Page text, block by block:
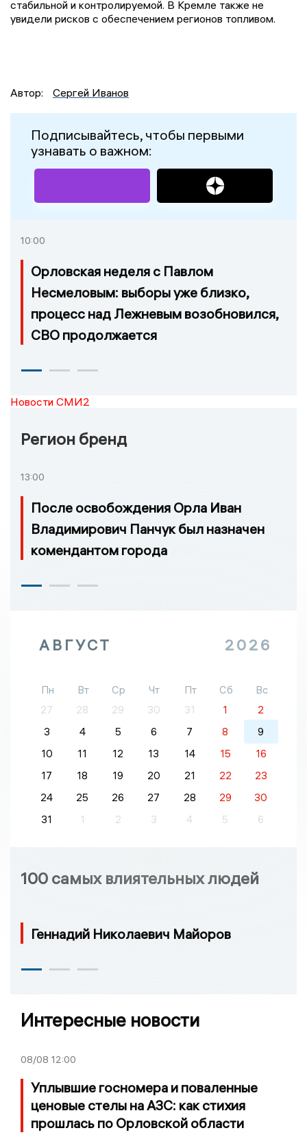
стабильной и контролируемой. В Кремле также не
увидели рисков с обеспечением регионов топливом.
Автор: Сергей Иванов
Подписывайтесь, чтобы первыми
узнавать о важном:
10:00
Орловская неделя с Павлом
Несмеловым: выборы уже близко,
процесс над Лежневым возобновился,
СВО продолжается
Новости СМИ2
Регион бренд
13:00
После освобождения Орла Иван
Владимирович Панчук был назначен
комендантом города
АВГУСТ 2026
Пн Вт Ср Чт Пт Сб
Вс
27
28 29 30 31 1
2
3
4 5 6 7 8
9
10
11 12 13 14 15
16
17
18 19 20 21 22
23
24
25 26 27 28 29
30
31
1 2 3 4 5 6
100 самых влиятельных людей
Геннадий Николаевич Майоров
Интересные новости
08/08 12:00
Уплывшие госномера и поваленные
ценовые стелы на АЗС: как стихия
прошлась по Орловской области